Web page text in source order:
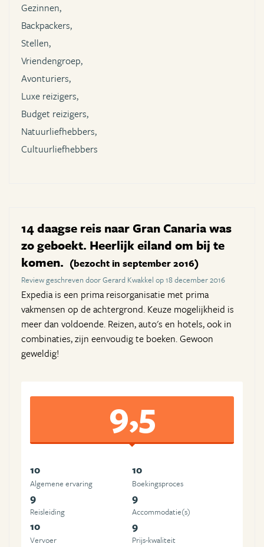
Gezinnen,
Backpackers,
Stellen,
Vriendengroep,
Avonturiers,
Luxe reizigers,
Budget reizigers,
Natuurliefhebbers,
Cultuurliefhebbers
14 daagse reis naar Gran Canaria was
zo geboekt. Heerlijk eiland om bij te
komen. (bezocht in september 2016)
Review geschreven door Gerard Kwakkel op 18 december 2016
Expedia is een prima reisorganisatie met prima
vakmensen op de achtergrond. Keuze mogelijkheid is
meer dan voldoende. Reizen, auto's en hotels, ook in
combinaties, zijn eenvoudig te boeken. Gewoon
geweldig!
9,5
10
Algemene ervaring
10
Boekingsproces
9
Reisleiding
9
Accommodatie(s)
10
Vervoer
9
Prijs-kwaliteit